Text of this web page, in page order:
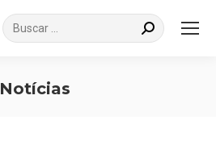
Search:
Notícias